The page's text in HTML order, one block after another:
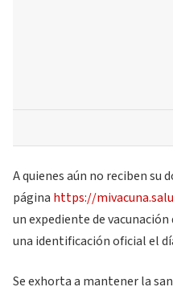
A quienes aún no reciben su
página https://
un expediente de
una identificación oficial el
Se exhorta a mantener la